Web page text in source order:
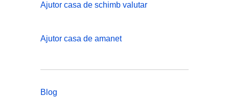
Ajutor casa de schimb valutar
Ajutor casa de amanet
Blog